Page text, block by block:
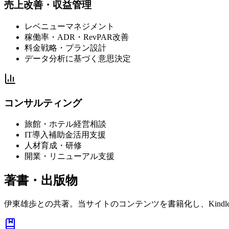
売上改善・収益管理
レベニューマネジメント
稼働率・ADR・RevPAR改善
料金戦略・プラン設計
データ分析に基づく意思決定
コンサルティング
旅館・ホテル経営相談
IT導入補助金活用支援
人材育成・研修
開業・リニューアル支援
著書・出版物
伊東雄歩との共著。当サイトのコンテンツを書籍化し、